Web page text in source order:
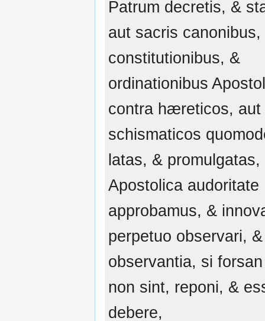
Patrum decretis, &
aut sacris canonibus,
constitutionibus, &
ordinationibus
contra hæreticos, aut
schismaticos
latas, & promulgatas,
Apostolica audoritate
approbamus, &
perpetuo observari,
observantia, si
non sint, reponi, &
debere,